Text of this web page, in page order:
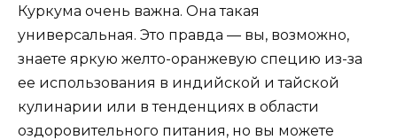
Куркума очень важна. Она такая
универсальная. Это правда — вы, возможно,
знаете яркую желто-оранжевую специю из-за
ее использования в индийской и тайской
кулинарии или в тенденциях в области
оздоровительного питания, но вы можете